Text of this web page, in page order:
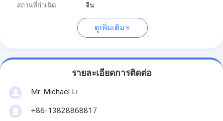
สถานที่กำเนิด
จีน
ดูเพิ่มเติม
รายละเอียดการติดต่อ
Mr. Michael Li
+86-13828868817